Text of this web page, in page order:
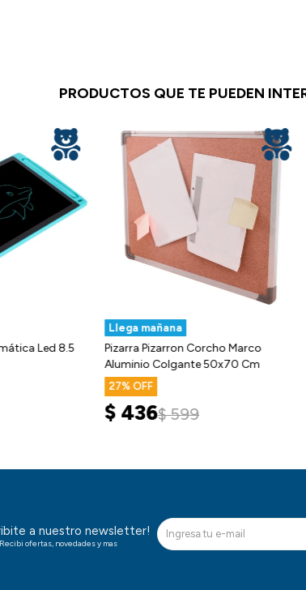
PRODUCTOS QUE TE PUEDEN
Led 8.5
Llega mañana
Pizarra Pizarron Corcho Marco
Aluminio Colgante 50x70 Cm
27
$ 436$ 599
a nuestro newsletter!
Recibi ofertas, novedades y mas